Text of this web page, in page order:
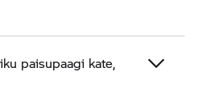
paisupaagi kate,